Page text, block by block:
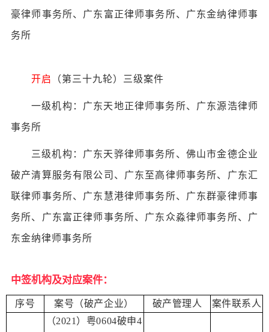
豪律师事务所、广东富正律师事务所、广东金纳律师事
务所
开启 （第三十九轮）三级案件
一级机构：广东天地正律师事务所、广东源浩律师
事务所
三级机构：广东天骅律师事务所、佛山市金德企业
破产清算服务有限公司、广东至高律师事务所、广东汇
联律师事务所、广东慧港律师事务所、广东群豪律师事
务所、广东富正律师事务所、广东众淼律师事务所、广
东金纳律师事务所
中签机构及对应案件：
序号 案号（破产企业） 破产管理人 案件联系人
（2021）粤0604破申4